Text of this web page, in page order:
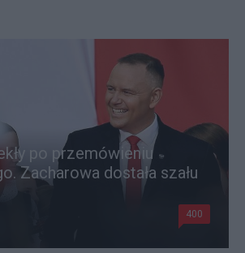
po przemówieniu
Zacharowa dostała szału
400